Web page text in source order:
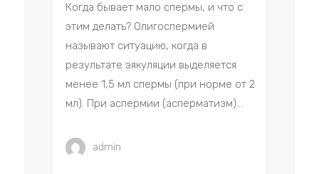
Когда бывает мало спермы, и что с
этим делать? Олигоспермией
называют ситуацию, когда в
результате эякуляции выделяется
менее 1,5 мл спермы (при норме от 2
мл). При аспермии (асперматизм)...
admin